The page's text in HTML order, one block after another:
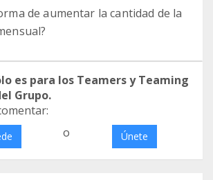
de aumentar la cantidad de la
es para los Teamers y Teaming
Grupo.
o Únete